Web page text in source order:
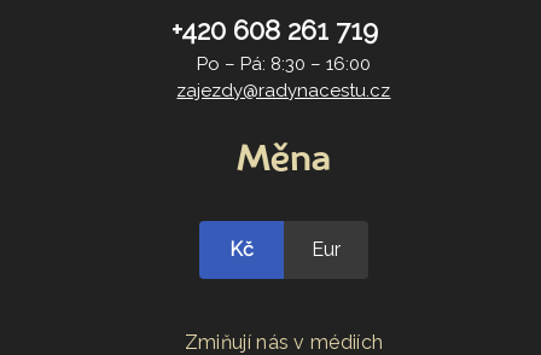
+420 608 261 719
Po – Pá: 8:30 – 16:00
zajezdy@radynacestu.cz
Měna
Kč Eur
Zmiňují nás v médiích